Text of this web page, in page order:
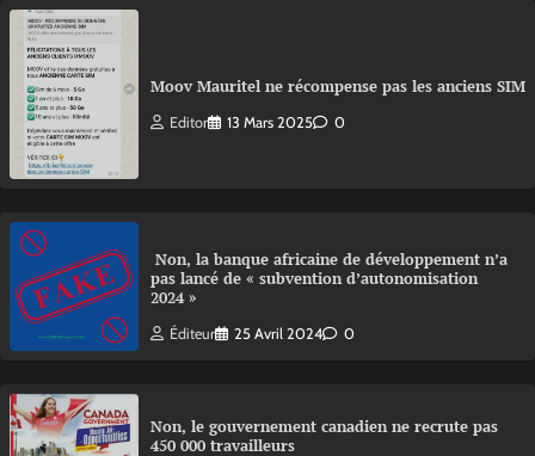
Moov Mauritel ne récompense pas les anciens SIM
Editor 13 Mars 2025 0
Non, la banque africaine de développement n’a
pas lancé de « subvention d’autonomisation
2024 »
Éditeur 25 Avril 2024 0
Non, le gouvernement canadien ne recrute pas
450 000 travailleurs